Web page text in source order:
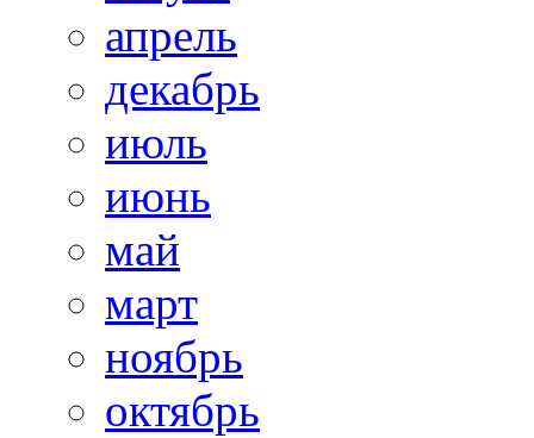
апрель
декабрь
июль
июнь
май
март
ноябрь
октябрь